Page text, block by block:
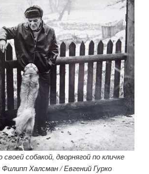
собакой, дворнягой по кличке
Халсман / Евгений Гурко